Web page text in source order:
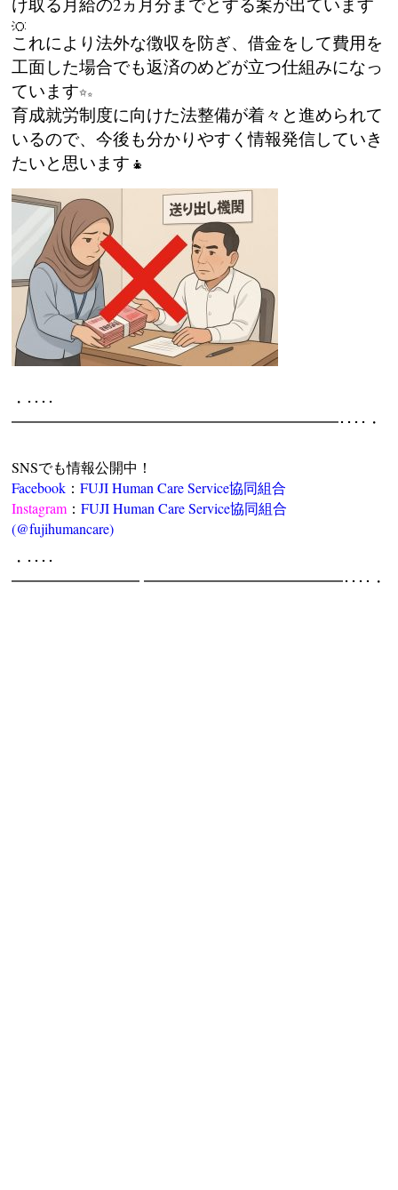
これにより法外な徴収を防ぎ、借金をして費用を
工面した場合でも返済のめどが立つ仕組みになっ
ています
育成就労制度に向けた法整備が着々と進められて
いるので、今後も分かりやすく情報発信していき
たいと思います
・････
━━━━━━━━━━━━━━━━━━━━━━━････・
SNSでも情報公開中！
Facebook ：FUJI Human Care Service協同組合
Instagram ：FUJI Human Care Service協同組合
(@fujihumancare)
・････
━━━━━━━━━ ━━━━━━━━━━━━━━････・